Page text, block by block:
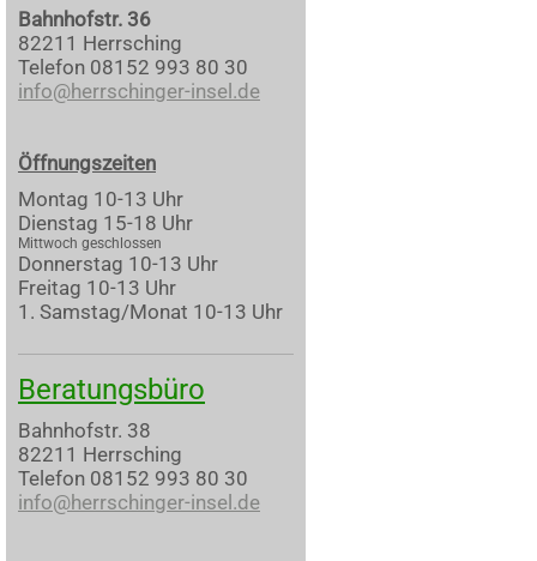
Bahnhofstr. 36
82211 Herrsching
Telefon 08152 993 80 30
info@herrschinger-insel.de
Öffnungszeiten
Montag 10-13 Uhr
Dienstag 15-18 Uhr
Mittwoch geschlossen
Donnerstag 10-13 Uhr
Freitag 10-13 Uhr
1. Samstag/Monat 10-13 Uhr
Beratungsbüro
Bahnhofstr. 38
82211 Herrsching
Telefon 08152 993 80 30
info@herrschinger-insel.de